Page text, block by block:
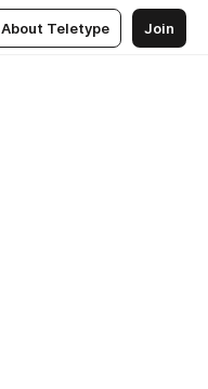
About Teletype Join